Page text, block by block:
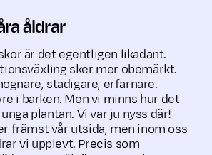
åldrar
är det egentligen likadant.
sker mer obemärkt.
stadigare, erfarnare.
i barken. Men vi minns hur det
plantan. Vi var ju nyss där!
främst vår utsida, men inom oss
vi upplevt. Precis som